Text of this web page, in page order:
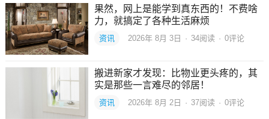
果然，网上是能学到真东西的！不费啥
力，就搞定了各种生活麻烦
资讯 2026年 8月 3日 · 34阅读 · 0评论
搬进新家才发现：比物业更头疼的，其
实是那些一言难尽的邻居！
资讯 2026年 8月 2日 · 37阅读 · 0评论